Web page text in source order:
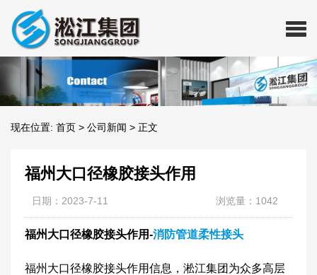
现在位置: 首页 > 公司新闻 > 正文
​福州大口径橡胶接头作用
日期：2023-7-11 浏览量：1042
福州大口径橡胶接头作用-消防管道柔性接头
福州大口径橡胶接头作用信息，淞江集团为众多高层